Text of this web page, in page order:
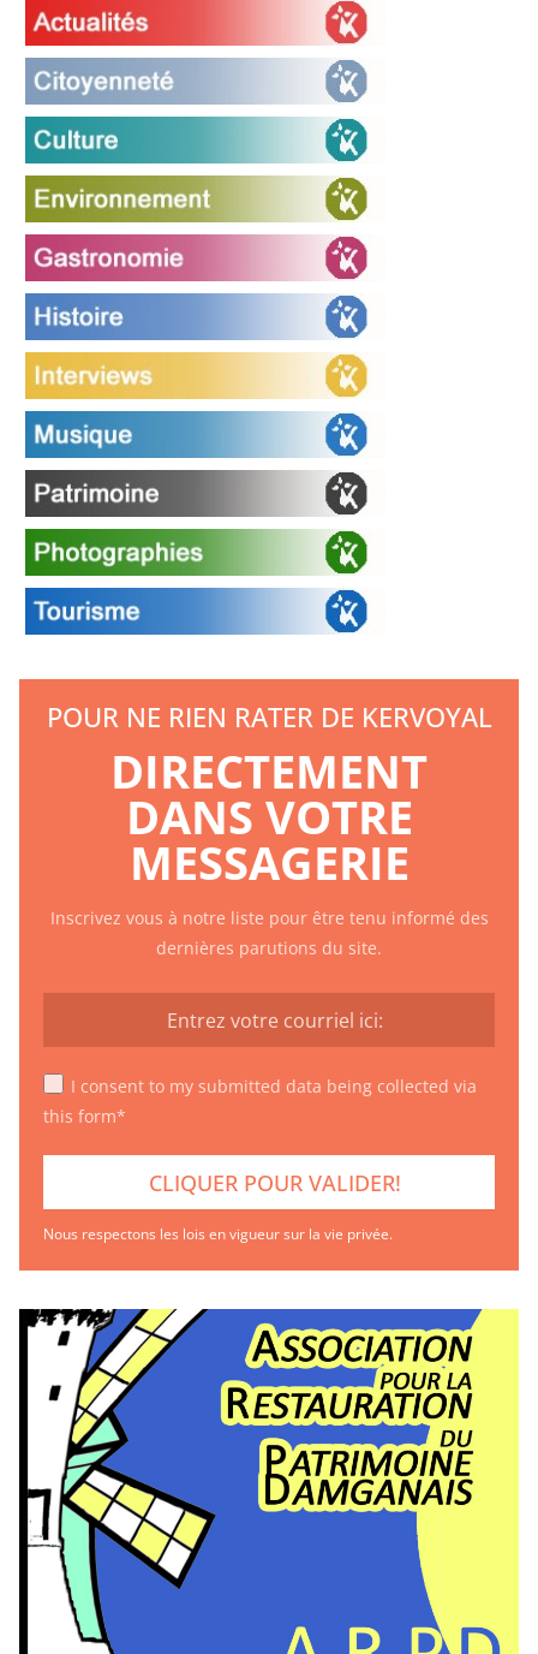
POUR NE RIEN RATER DE KERVOYAL
DIRECTEMENT
DANS VOTRE
MESSAGERIE
Inscrivez vous à notre liste pour être tenu informé des
dernières parutions du site.
I consent to my submitted data being collected via
this form*
Nous respectons les lois en vigueur sur la vie privée.